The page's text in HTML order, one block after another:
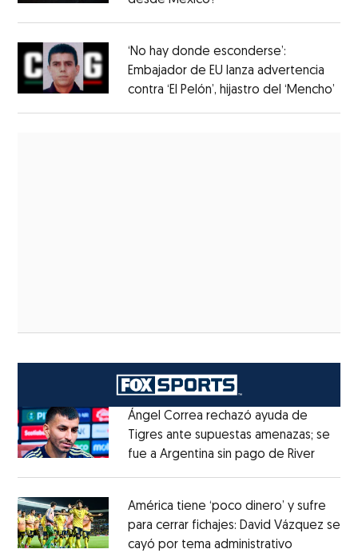
‘No hay donde esconderse’:
Embajador de EU lanza advertencia
contra ‘El Pelón’, hijastro del ‘Mencho’
Ángel Correa rechazó ayuda de
Tigres ante supuestas amenazas; se
fue a Argentina sin pago de RiverOpens
América tiene ‘poco dinero’ y sufre
para cerrar fichajes: David Vázquez se
cayó por tema administrativo